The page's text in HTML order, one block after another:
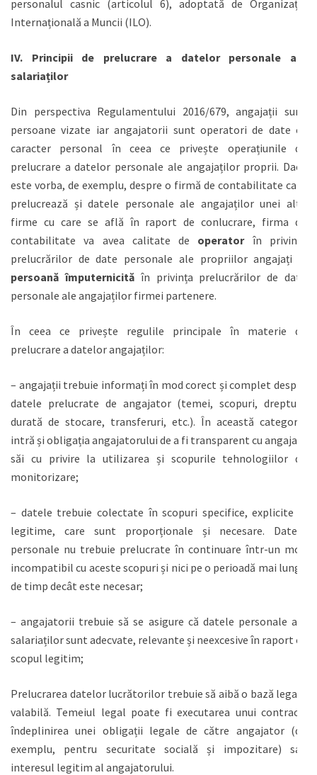
personalul casnic (articolul 6), adoptată de Organizația
Internațională a Muncii (ILO).
IV.
Principii de prelucrare a datelor personale ale
salariaților
Din perspectiva Regulamentului 2016/679, angajații sunt
persoane vizate iar angajatorii sunt operatori de date cu
caracter personal în ceea ce privește operațiunile de
prelucrare a datelor personale ale angajaților proprii. Dacă
este vorba, de exemplu, despre o firmă de contabilitate care
prelucrează și datele personale ale angajaților unei alte
firme cu care se află în raport de conlucrare, firma de
contabilitate va avea calitate de operator în privința
prelucrărilor de date personale ale propriilor angajați și
persoană împuternicităîn privința prelucrărilor de date
personale ale angajaților firmei partenere.
În ceea ce privește regulile principale în materie de
prelucrare a datelor angajaților:
– angajații trebuie informați în mod corect și complet despre
datele prelucrate de angajator (temei, scopuri, drepturi,
durată de stocare, transferuri, etc.). În această categorie
intră și obligația angajatorului de a fi transparent cu angajații
săi cu privire la utilizarea și scopurile tehnologiilor de
monitorizare;
– datele trebuie colectate în scopuri specifice, explicite și
legitime, care sunt proporționale și necesare. Datele
personale nu trebuie prelucrate în continuare într-un mod
incompatibil cu aceste scopuri și nici pe o perioadă mai lungă
de timp decât este necesar;
– angajatorii trebuie să se asigure că datele personale ale
salariaților sunt adecvate, relevante și neexcesive în raport cu
scopul legitim;
Prelucrarea datelor lucrătorilor trebuie să aibă o bază legală
valabilă. Temeiul legal poate fi executarea unui contract,
îndeplinirea unei obligații legale de către angajator (de
exemplu, pentru securitate socială și impozitare) sau
interesul legitim al angajatorului.